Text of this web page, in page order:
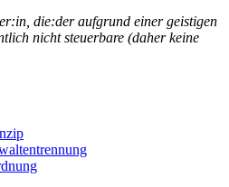
die:der aufgrund einer geistigen
nicht steuerbare (daher keine